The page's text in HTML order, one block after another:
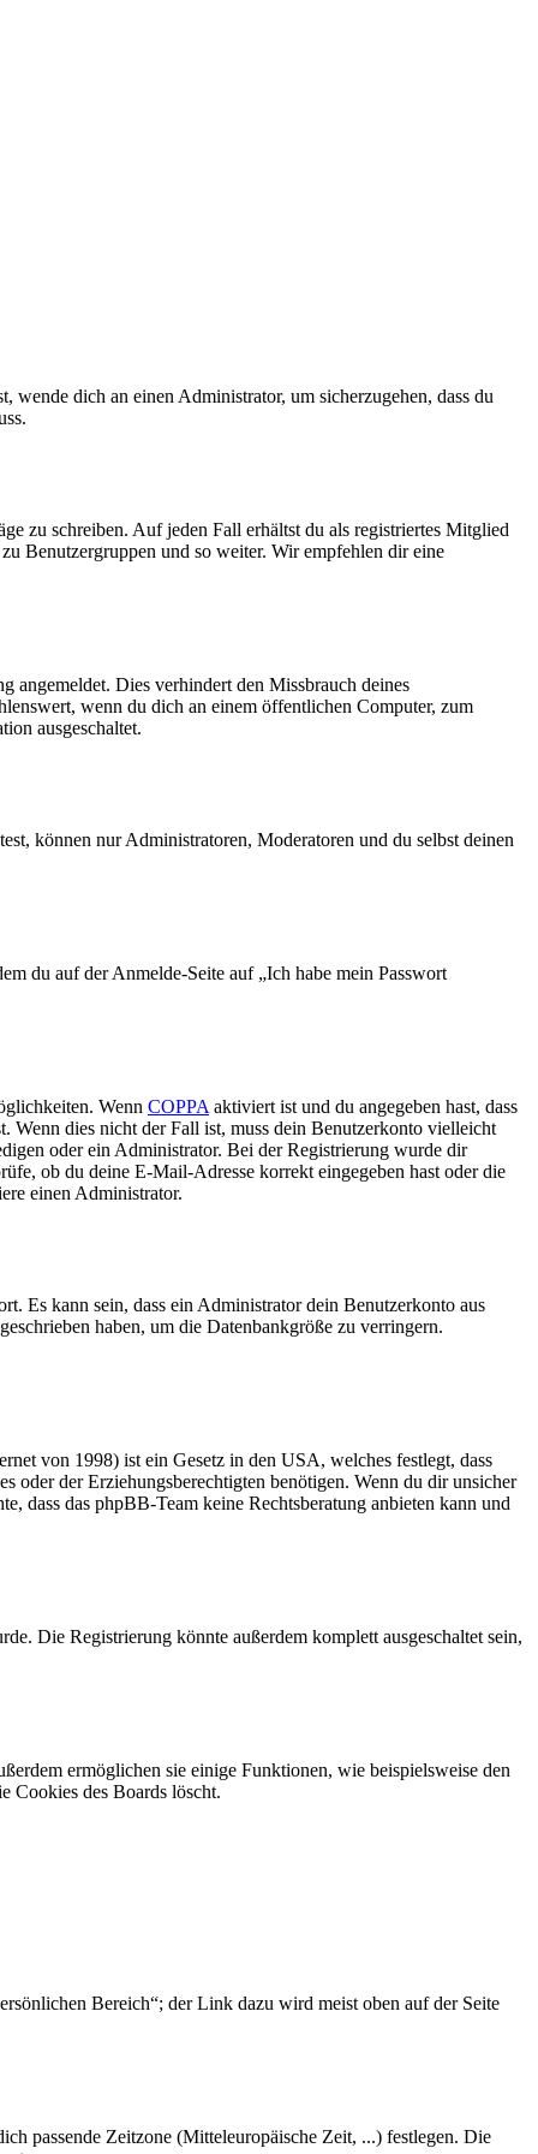
dich an einen Administrator, um sicherzugehen, dass du
zu schreiben. Auf jeden Fall erhältst du als registriertes Mitglied
Benutzergruppen und so weiter. Wir empfehlen dir eine
angemeldet. Dies verhindert den Missbrauch deines
wenn du dich an einem öffentlichen Computer, zum
ausgeschaltet.
können nur Administratoren, Moderatoren und du selbst deinen
du auf der Anmelde-Seite auf „Ich habe mein Passwort
Wenn COPPA aktiviert ist und du angegeben hast, dass
Wenn dies nicht der Fall ist, muss dein Benutzerkonto vielleicht
oder ein Administrator. Bei der Registrierung wurde dir
ob du deine E-Mail-Adresse korrekt eingegeben hast oder die
einen Administrator.
Es kann sein, dass ein Administrator dein Benutzerkonto aus
haben, um die Datenbankgröße zu verringern.
von 1998) ist ein Gesetz in den USA, welches festlegt, dass
oder der Erziehungsberechtigten benötigen. Wenn du dir unsicher
dass das phpBB-Team keine Rechtsberatung anbieten kann und
Die Registrierung könnte außerdem komplett ausgeschaltet sein,
ermöglichen sie einige Funktionen, wie beispielsweise den
Cookies des Boards löscht.
Bereich“; der Link dazu wird meist oben auf der Seite
passende Zeitzone (Mitteleuropäische Zeit, ...) festlegen. Die